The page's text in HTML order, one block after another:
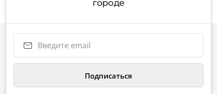
городе